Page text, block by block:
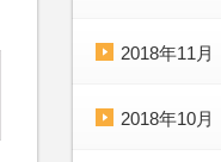
2018年11月
2018年10月